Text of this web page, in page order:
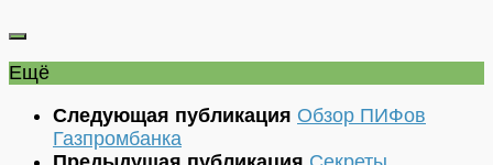
Ещё
Следующая публикация Обзор ПИФов
Газпромбанка